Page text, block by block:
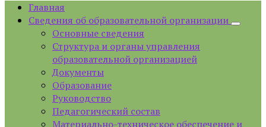
Главная
Сведения об образовательной организации
Основные сведения
Структура и органы управления
образовательной организацией
Документы
Образование
Руководство
Педагогический состав
Материально-техническое обеспечение и